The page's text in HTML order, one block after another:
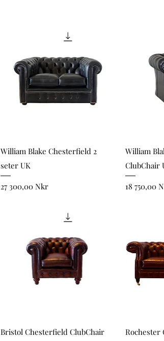
Snabbvisning
William Blake Chesterfield 2
seter UK
Pris
27 300,00 Nkr
William
ClubChair
Pris
18 750,00
Snabbvisning
Bristol Chesterfield ClubChair Rochester